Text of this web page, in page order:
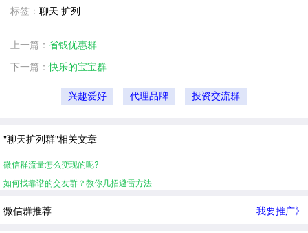
标签： 聊天 扩列
上一篇： 省钱优惠群
下一篇：快乐的宝宝群
兴趣爱好 代理品牌 投资交流群
"聊天扩列群"相关文章
微信群流量怎么变现的呢?
如何找靠谱的交友群？教你几招避雷方法
微信群推荐 我要推广》